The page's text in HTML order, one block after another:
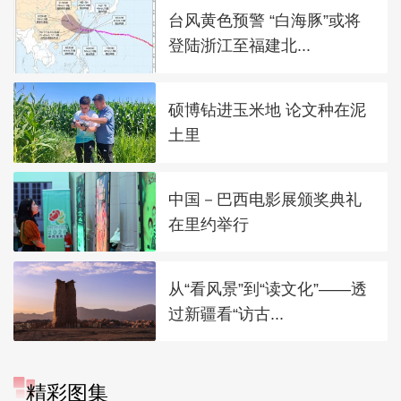
台风黄色预警 “白海豚”或将
登陆浙江至福建北...
硕博钻进玉米地 论文种在泥
土里
中国－巴西电影展颁奖典礼
在里约举行
从“看风景”到“读文化”——透
过新疆看“访古...
精彩图集